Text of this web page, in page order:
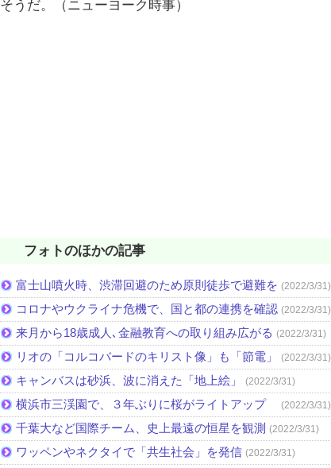
そうだ。（ニューヨーク時事）
フォトのほかの記事
富士山噴火時、渋滞回避のため原則徒歩で避難を (2022/3/31)
コロナやウクライナ危機で、国と都の連携を確認 (2022/3/31)
来月から18歳成人､金融教育への取り組み広がる (2022/3/31)
リオの「コルコバードのキリスト像」も「節電」 (2022/3/31)
キャンバスは砂浜、波に消えた「地上絵」 (2022/3/31)
横浜市三渓園で、３年ぶりに桜がライトアップ (2022/3/31)
千葉大など国際チーム、史上最遠の恒星を観測 (2022/3/31)
ワッペンやネクタイで「共生社会」を発信 (2022/3/31)